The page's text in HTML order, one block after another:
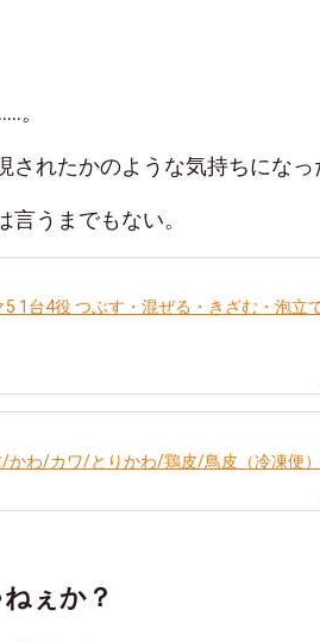
。
れたかのような気持ちになっ
うまでもない。
1台4役 つぶす・混ぜる・きざむ・泡立
かわ/カワ/とりかわ/鶏皮/鳥皮（冷凍便）
ぇか？